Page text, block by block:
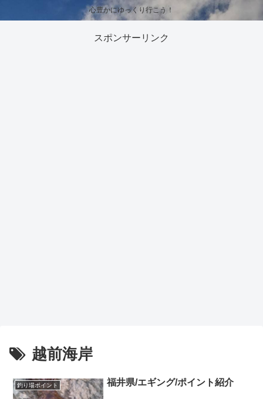
心豊かにゆっくり行こう！
スポンサーリンク
越前海岸
釣り場ポイント 福井県/エギング/ポイント紹介